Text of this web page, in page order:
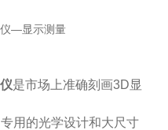
是市场上准确刻画3D显
用的光学设计和大尺寸